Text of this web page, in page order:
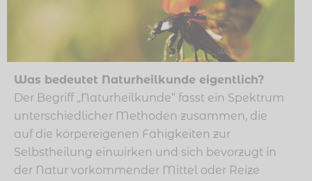
Uschi_Dreiucker – pixelio.de
Was bedeutet Naturheilkunde eigentlich?
Der Begriff „Naturheilkunde“ fasst ein Spektrum
unterschiedlicher Methoden zusammen, die
auf die körpereigenen Fähigkeiten zur
Selbstheilung einwirken und sich bevorzugt in
der Natur vorkommender Mittel oder Reize